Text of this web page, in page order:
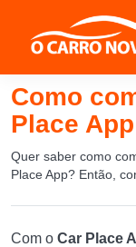
Como
Place App
Quer saber como
Place App? Então,
Com o Car Place